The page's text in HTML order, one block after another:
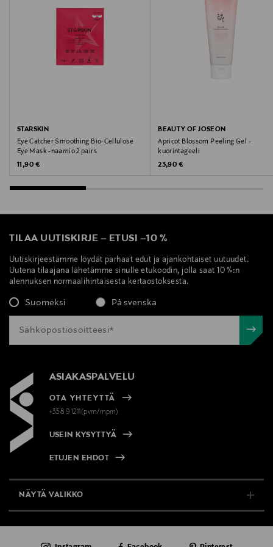
Valmistajan tuotenumero
0020714898380
Valmistajan osoite
Hämeentie 15, 00500, Helsinki, Finland
csfinland@fi.estee.com
Clinique, meikkivoide, meikki
STARSKIN
Eye Catcher Smoothing Bio-Cellulose
Eye Mask -naamio 2 pairs
Original Price
11,90 €
BEAUTY OF JOSEON
Apricot Blossom Peeling Gel -
kuorintageeli
Original Price
23,90 €
TILAA UUTISKIRJE – ETUSI –10 %
Uutiskirjeestämme löydät parhaat edut ja ajankohtaiset uutuudet.
Uutena tilaajana lähetämme sinulle etukoodin, jolla saat 10 %:n
alennuksen normaalihintaisesta kertaostoksesta.
Suomeksi På svenska
ASIAKASPALVELU
OTA YHTEYTTÄ
+358 9 1211(pvm/mpm)
USEIN KYSYTTYÄ
ETUJEN EHDOT
NÄYTÄ VALIKKO